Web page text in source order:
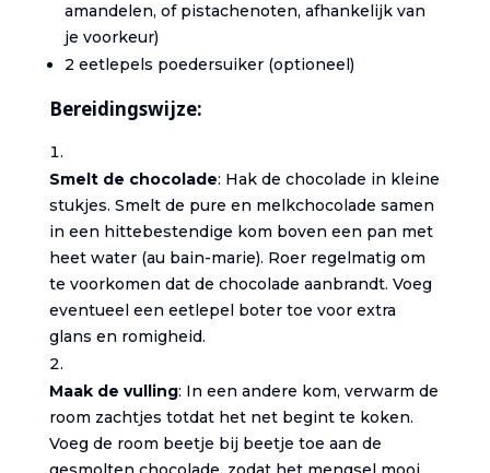
amandelen, of pistachenoten, afhankelijk van
je voorkeur)
2 eetlepels poedersuiker (optioneel)
Bereidingswijze:
Smelt de chocolade: Hak de chocolade in kleine
stukjes. Smelt de pure en melkchocolade samen
in een hittebestendige kom boven een pan met
heet water (au bain-marie). Roer regelmatig om
te voorkomen dat de chocolade aanbrandt. Voeg
eventueel een eetlepel boter toe voor extra
glans en romigheid.
Maak de vulling: In een andere kom, verwarm de
room zachtjes totdat het net begint te koken.
Voeg de room beetje bij beetje toe aan de